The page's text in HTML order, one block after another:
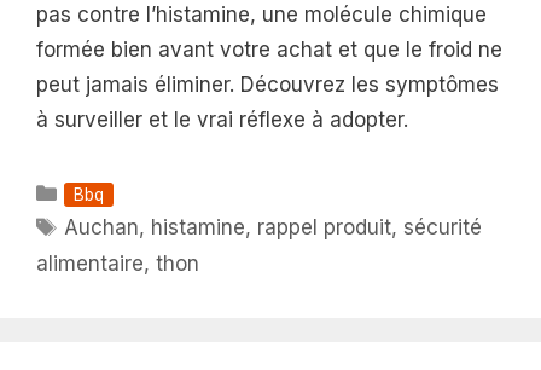
pas contre l’histamine, une molécule chimique
formée bien avant votre achat et que le froid ne
peut jamais éliminer. Découvrez les symptômes
à surveiller et le vrai réflexe à adopter.
Catégories
Bbq
Étiquettes
Auchan, histamine, rappel produit, sécurité
alimentaire, thon